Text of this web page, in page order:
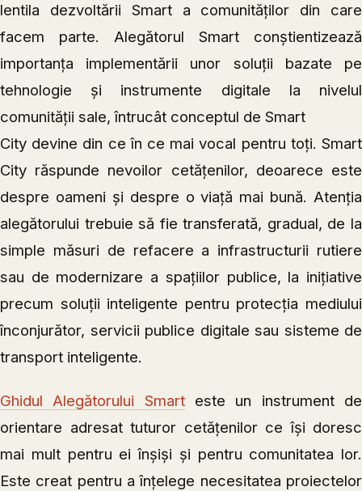
lentila dezvoltării Smart a comunităților din care
facem parte. Alegătorul Smart conștientizează
importanța implementării unor soluții bazate pe
tehnologie și instrumente digitale la nivelul
comunității sale, întrucât conceptul de Smart
City devine din ce în ce mai vocal pentru toți. Smart
City răspunde nevoilor cetățenilor, deoarece este
despre oameni și despre o viață mai bună. Atenția
alegătorului trebuie să fie transferată, gradual, de la
simple măsuri de refacere a infrastructurii rutiere
sau de modernizare a spațiilor publice, la inițiative
precum soluții inteligente pentru protecția mediului
înconjurător, servicii publice digitale sau sisteme de
transport inteligente.
Ghidul Alegătorului Smarteste un instrument de
orientare adresat tuturor cetățenilor ce își doresc
mai mult pentru ei înșiși și pentru comunitatea lor.
Este creat pentru a înțelege necesitatea proiectelor